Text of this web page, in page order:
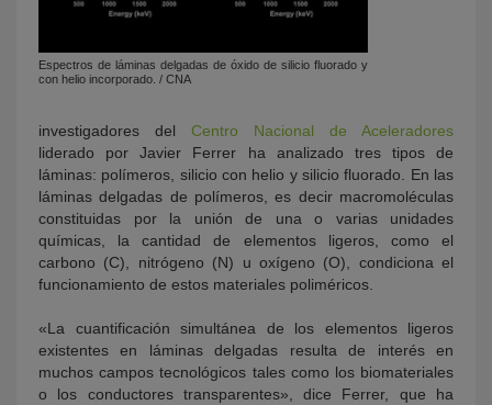
Espectros de láminas delgadas de óxido de silicio fluorado y
con helio incorporado. / CNA
investigadores del Centro Nacional de Aceleradores
liderado por Javier Ferrer ha analizado tres tipos de
láminas: polímeros, silicio con helio y silicio fluorado. En las
láminas delgadas de polímeros, es decir macromoléculas
constituidas por la unión de una o varias unidades
químicas, la cantidad de elementos ligeros, como el
carbono (C), nitrógeno (N) u oxígeno (O), condiciona el
funcionamiento de estos materiales poliméricos.
«La cuantificación simultánea de los elementos ligeros
existentes en láminas delgadas resulta de interés en
muchos campos tecnológicos tales como los biomateriales
o los conductores transparentes», dice Ferrer, que ha